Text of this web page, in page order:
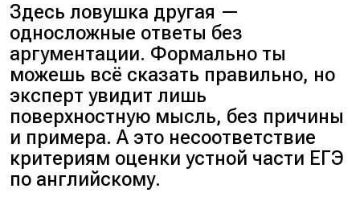
Здесь ловушка другая —
односложные ответы без
аргументации. Формально ты
можешь всё сказать правильно, но
эксперт увидит лишь
поверхностную мысль, без причины
и примера. А это несоответствие
критериям оценки устной части ЕГЭ
по английскому.